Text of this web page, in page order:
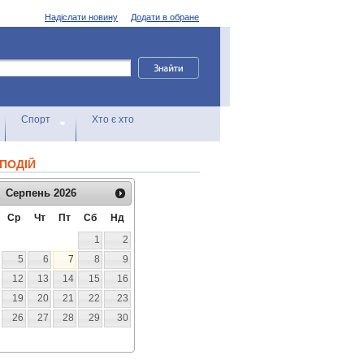
Додати в обране
Надіслати новину
Спорт Хто є хто
Серпень 2026
Ср Чт Пт Сб
Нд
1
2
5 6 7 8
9
12 13 14 15
16
19 20 21 22
23
26 27 28 29
30